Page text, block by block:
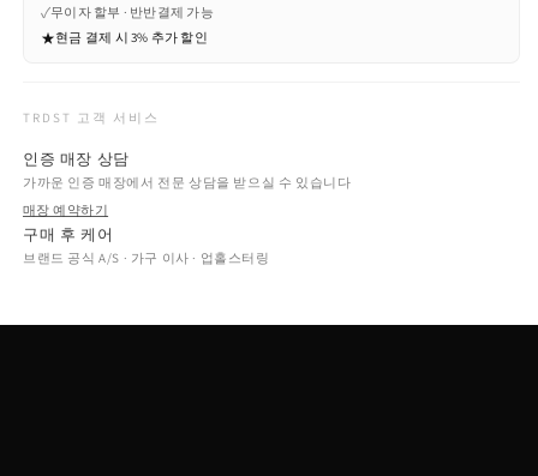
✓무이자 할부 · 반반결제 가능
★현금 결제 시 3% 추가 할인
TRDST 고객 서비스
인증 매장 상담
가까운 인증 매장에서 전문 상담을 받으실 수 있습니다
매장 예약하기
구매 후 케어
브랜드 공식 A/S · 가구 이사 · 업홀스터링